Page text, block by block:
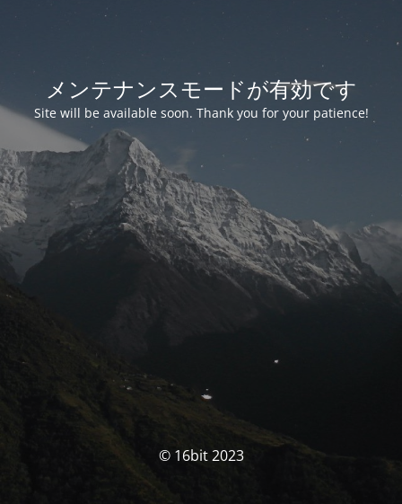
メンテナンスモードが有効です
Site will be available soon. Thank you for your patience!
© 16bit 2023